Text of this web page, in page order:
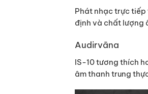
Phát nhạc trực tiếp
định và chất lượng
Audirvāna
IS-10 tương thích
âm thanh trung